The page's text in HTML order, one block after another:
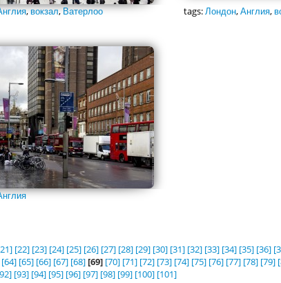
,вокзал,Ватерлоо tags:Лондон,Англия,
[22] [23] [24] [25] [26] [27] [28] [29] [30] [31] [32] [33] [34] [35] [36]
[64] [65] [66] [67] [68] [69] [70] [71] [72] [73] [74] [75] [76] [77] [78] [79]
[93] [94] [95] [96] [97] [98] [99] [100] [101]